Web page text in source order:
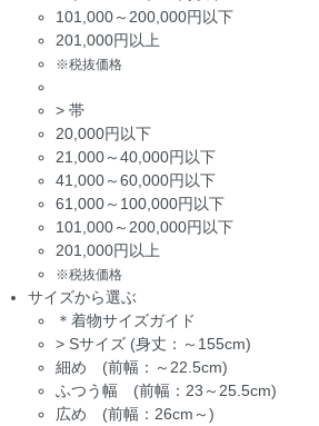
101,000～200,000円以下
201,000円以上
※税抜価格
> 帯
20,000円以下
21,000～40,000円以下
41,000～60,000円以下
61,000～100,000円以下
101,000～200,000円以下
201,000円以上
※税抜価格
サイズから選ぶ
＊着物サイズガイド
> Sサイズ (身丈：～155cm)
細め (前幅：～22.5cm)
ふつう幅 (前幅：23～25.5cm)
広め (前幅：26cm～)